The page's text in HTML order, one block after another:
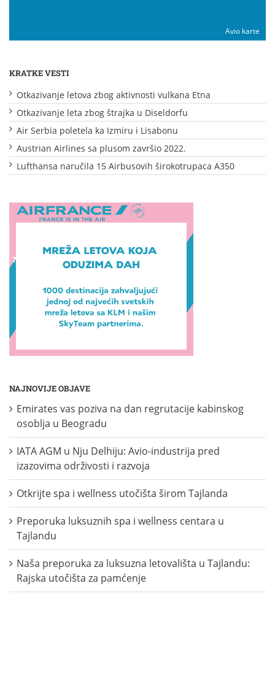
Avio karte
KRATKE VESTI
Otkazivanje letova zbog aktivnosti vulkana Etna
Otkazivanje leta zbog štrajka u Diseldorfu
Air Serbia poletela ka Izmiru i Lisabonu
Austrian Airlines sa plusom završio 2022.
Lufthansa naručila 15 Airbusovih širokotrupaca A350
NAJNOVIJE OBJAVE
Emirates vas poziva na dan regrutacije kabinskog
osoblja u Beogradu
IATA AGM u Nju Delhiju: Avio-industrija pred
izazovima održivosti i razvoja
Otkrijte spa i wellness utočišta širom Tajlanda
Preporuka luksuznih spa i wellness centara u
Tajlandu
Naša preporuka za luksuzna letovališta u Tajlandu:
Rajska utočišta za pamćenje